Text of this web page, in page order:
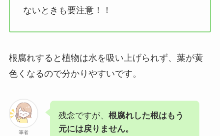
ないときも要注意！！
根腐れすると植物は水を吸い上げられず、葉が黄
色くなるので分かりやすいです。
筆者
残念ですが、 根腐れした根はもう
元には戻りません。